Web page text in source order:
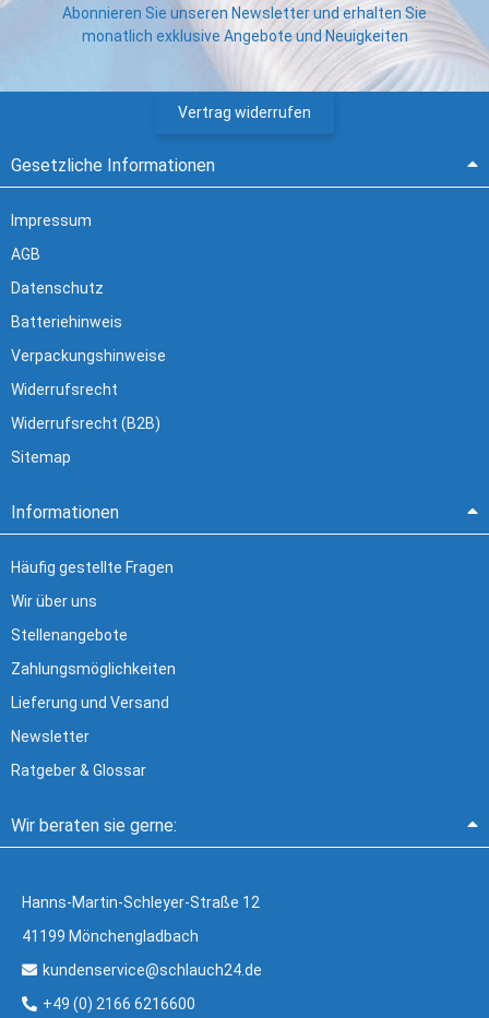
Abonnieren Sie unseren Newsletter und erhalten Sie
monatlich exklusive Angebote und Neuigkeiten
Vertrag widerrufen
Gesetzliche Informationen
Impressum
AGB
Datenschutz
Batteriehinweis
Verpackungshinweise
Widerrufsrecht
Widerrufsrecht (B2B)
Sitemap
Informationen
Häufig gestellte Fragen
Wir über uns
Stellenangebote
Zahlungsmöglichkeiten
Lieferung und Versand
Newsletter
Ratgeber & Glossar
Wir beraten sie gerne:
Hanns-Martin-Schleyer-Straße 12
41199 Mönchengladbach
kundenservice@schlauch24.de
+49 (0) 2166 6216600